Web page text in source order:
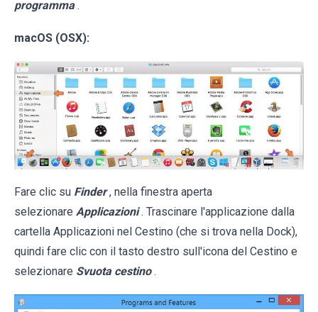
programma .
macOS (OSX):
Fare clic su Finder , nella finestra aperta
selezionare Applicazioni . Trascinare l'applicazione dalla
cartella Applicazioni nel Cestino (che si trova nella Dock),
quindi fare clic con il tasto destro sull'icona del Cestino e
selezionare Svuota cestino .